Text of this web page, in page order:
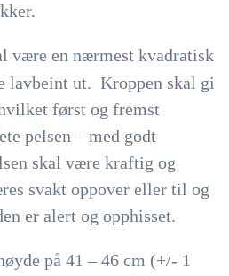
være en nærmest kvadratisk
lavbeint ut. Kroppen skal gi
først og fremst
pelsen – med godt
skal være kraftig og
svakt oppover eller til og
er alert og opphisset.
på 41 – 46 cm (+/- 1